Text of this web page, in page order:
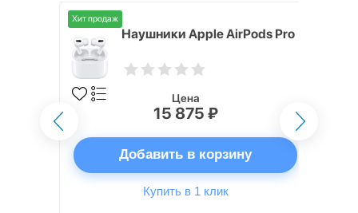
Хит продаж
Наушники Apple AirPods Pro
Цена
15 875 ₽
Добавить в корзину
Купить в 1 клик